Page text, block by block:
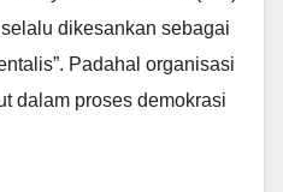
dikesankan sebagai
Padahal organisasi
dalam proses demokrasi